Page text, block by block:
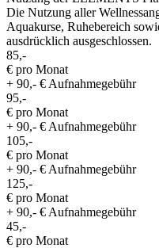
Die Nutzung aller
Aquakurse, Ruhebereich
ausdrücklich ausgeschlossen.
85,-
€ pro Monat
+ 90,- € Aufnahmegebühr
95,-
€ pro Monat
+ 90,- € Aufnahmegebühr
105,-
€ pro Monat
+ 90,- € Aufnahmegebühr
125,-
€ pro Monat
+ 90,- € Aufnahmegebühr
45,-
€ pro Monat